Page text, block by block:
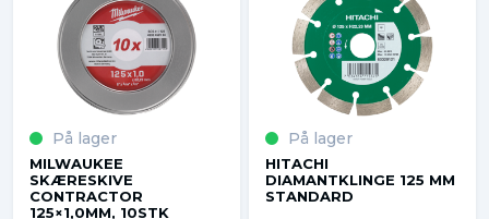
På lager
MILWAUKEE
SKÆRESKIVE
CONTRACTOR
125×1,0MM, 10STK
På lager
HITACHI
DIAMANTKLINGE 125 MM
STANDARD